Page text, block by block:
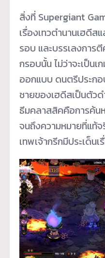
สิ่งที่ Supergiant
เรื่องเทวตำนานเฮดีส
รอบ และบรรเลงการตี
กรอบนั้น ไม่ว่าจะเป็น
ออกแบบ ดนตรีประกอ
ชายของเฮดีสเป็นตัว
ธีมคลาสสิคคือการค้น
จนถึงความหมายที่แท้
เทพเจ้ากรีกมีประเด็น